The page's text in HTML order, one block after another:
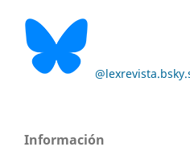
Información